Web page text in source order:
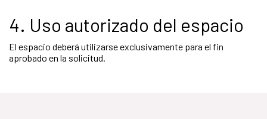
4. Uso autorizado del espacio
El espacio deberá utilizarse exclusivamente para el fin
aprobado en la solicitud.